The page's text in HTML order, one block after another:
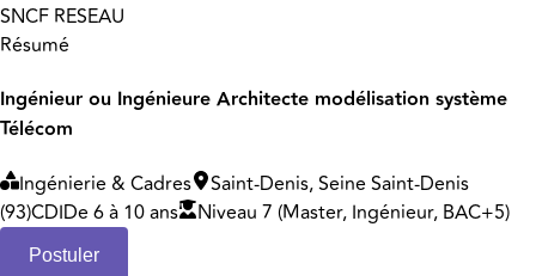
SNCF RESEAU
Résumé
Ingénieur ou Ingénieure Architecte modélisation système
Télécom
Ingénierie & Cadres
Saint-Denis, Seine Saint-Denis
(93)CDIDe 6 à 10 ans Niveau 7 (Master, Ingénieur, BAC+5)
Postuler